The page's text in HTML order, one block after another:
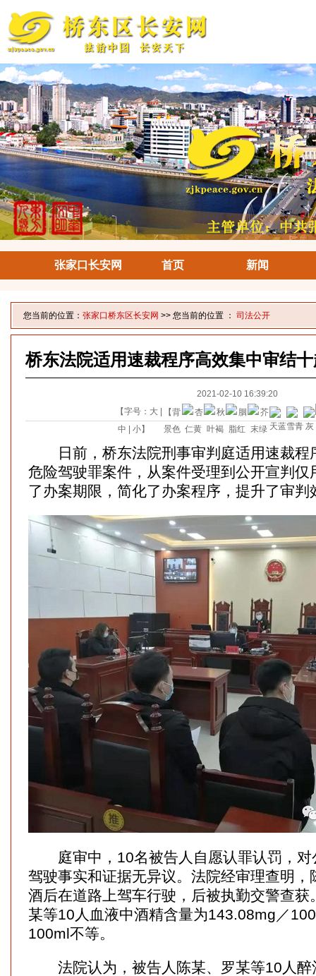
张家口长安网 首页 新闻
您当前的位置： 张家口桥东区长安网 >> 您当前的位置 ： 司法公开
桥东法院适用速裁程序高效集中审结
2021-02-10 16:39:20
【字号： 大
中
小】
【背
景色
日前，桥东法院刑事审判庭适用速裁程
危险驾驶罪案件，从案件受理到公开宣判仅
了办案期限，简化了办案程序，提升了审判
庭审中，10名被告人自愿认罪认罚，对
驾驶事实和证据无异议。法院经审理查明，
酒后在道路上驾车行驶，后被执勤交警查获
某等10人血液中酒精含量为143.08mg／
100ml不等。
法院认为，被告人陈某、罗某等10人醉